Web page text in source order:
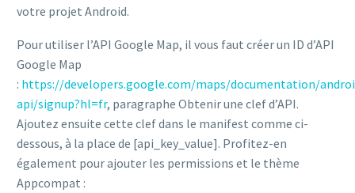
votre projet Android.
Pour utiliser l’API Google Map, il vous faut créer un ID d’API
Google Map
: https://developers.google.com/maps/documentation/
api/signup?hl=fr, paragraphe Obtenir une clef d’API.
Ajoutez ensuite cette clef dans le manifest comme ci-
dessous, à la place de [api_key_value]. Profitez-en
également pour ajouter les permissions et le thème
Appcompat :